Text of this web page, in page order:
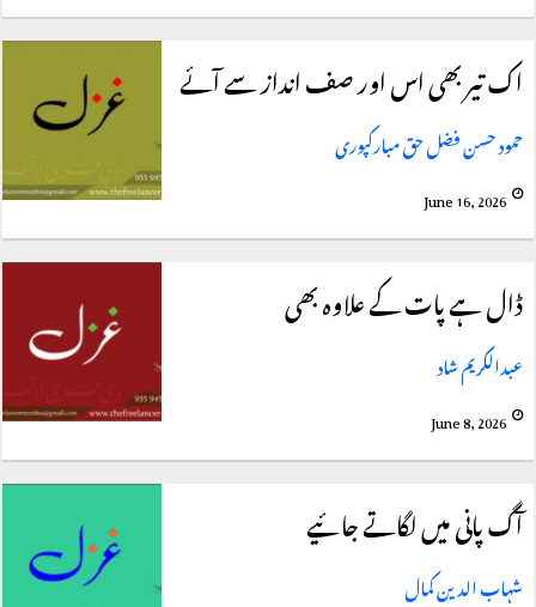
اک تیر بھی اس اور صف انداز سے آئے
حمود حسن فضل حق مبارکپوری
June 16, 2026
ڈال ہے پات کے علاوہ بھی
عبدالکریم شاد
June 8, 2026
آگ پانی میں لگاتے جائیے
شہاب الدین کمال